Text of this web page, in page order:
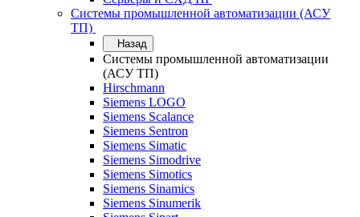
Системы промышленной автоматизации (АСУ
ТП)
Назад
Системы промышленной автоматизации
(АСУ ТП)
Hirschmann
Siemens LOGO
Siemens Scalance
Siemens Sentron
Siemens Simatic
Siemens Simodrive
Siemens Simotics
Siemens Sinamics
Siemens Sinumerik